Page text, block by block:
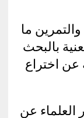
ما
بالبحث
عن اختراع
عن